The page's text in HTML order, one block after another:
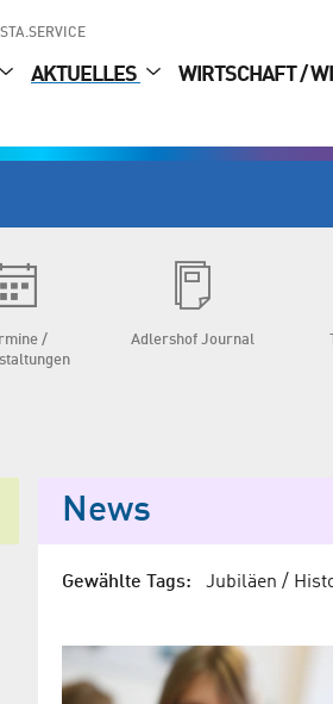
AKTUELLES WIRTSCHAFT /
/
Adlershof Journal
News
Gewählte Tags: Jubiläen /